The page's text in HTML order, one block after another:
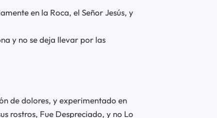
en la Roca, el Señor Jesús, y
y no se deja llevar por las
de dolores, y experimentado en
rostros, Fue Despreciado, y no Lo